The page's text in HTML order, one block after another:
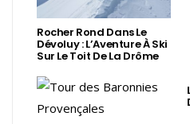
Rocher Rond Dans Le
Dévoluy : L’Aventure À Ski
Sur Le Toit De La Drôme